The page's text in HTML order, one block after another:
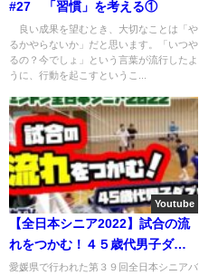
#27 「習慣」を考える①
良い成果を望むとき、大切なことは「や
るかやらないか」だと思います。「いつや
るの？今でしょ」という言葉が流行したよ
うに、行動を起こすというこ...
Youtube
【全日本シニア2022】試合の流
れをつかむ！４５歳代男子ダブ
ルス
愛媛県で行われた第３９回全日本シニアバ